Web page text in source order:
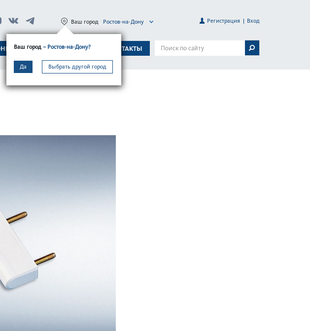
ТЕХПОДДЕРЖКА КОНТАКТЫ
Ваш город – Ростов-на-Дону?
Да Выбрать другой город
Ваш город Ростов-на-Дону Регистрация Вход